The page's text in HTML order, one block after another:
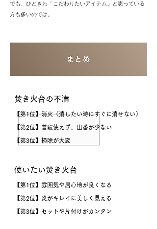
でも、ひときわ「こだわりたいアイテム」と思っている
方も多いのでは。
​焚き火台の不満
​【第1位】​消火（消したい時にすぐに消せない）
【第2位】 普段使えず、出番が少ない
【第3位】 掃除​が大変
​使いたい焚き火台​
【第1位】 雰囲気や居心地が良くなる
【第2位】 炎がキレイに美しく見える
【第3位】 セットや片付けがカンタン